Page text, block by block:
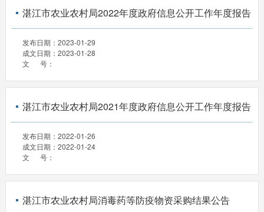
湛江市农业农村局2022年度政府信息公开工作年度报告
发布日期： 2023-01-29
成文日期： 2023-01-28
文 号：
湛江市农业农村局2021年度政府信息公开工作年度报告
发布日期： 2022-01-26
成文日期： 2022-01-24
文 号：
湛江市农业农村局消毒药等防疫物资采购结果公告